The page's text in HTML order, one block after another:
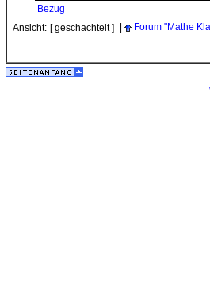
Bezug
Ansicht: [ geschachtelt ] Forum "Mathe